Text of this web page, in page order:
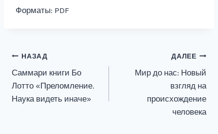
Форматы: PDF
Навигация
по
записям
НАЗАД
Саммари книги Бо
Лотто «Преломление.
Наука видеть иначе»
ДАЛЕЕ
Мир до нас: Новый
взгляд на
происхождение
человека